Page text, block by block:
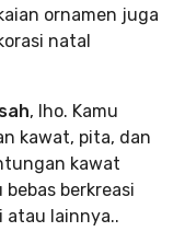
ornamen juga
natal
, lho. Kamu
kawat, pita, dan
kawat
berkreasi
atau lainnya..